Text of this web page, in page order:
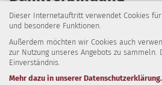
Dieser Internetauftritt verwendet Cookies
und besondere Funktionen.
Außerdem möchten wir Cookies auch
zur Nutzung unseres Angebots zu
Einverständnis.
Mehr dazu in unserer Datenschutzerklärung.
Harzsparkasse
IBAN: DE64 8105 2000 0320 1838 07
BIC: NOLADE21HRZ